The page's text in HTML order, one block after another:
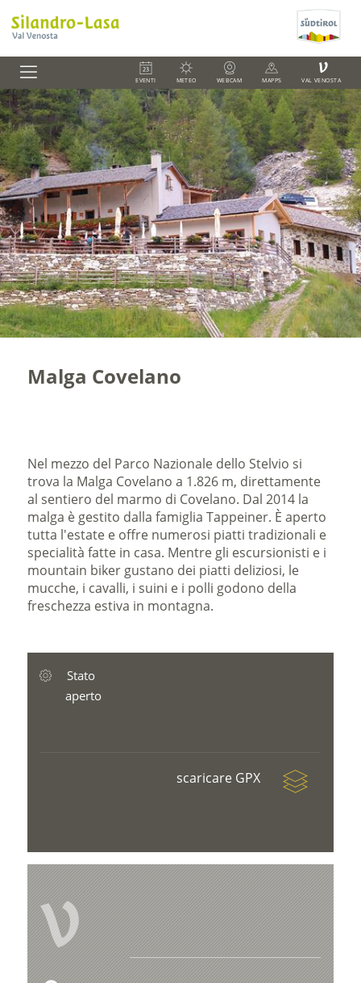
EVENTI METEO WEBCAM MAPPS
V
VAL VENOSTA
Malga Covelano
Nel mezzo del Parco Nazionale dello Stelvio si
trova la Malga Covelano a 1.826 m, direttamente
al sentiero del marmo di Covelano. Dal 2014 la
malga è gestito dalla famiglia Tappeiner. È aperto
tutta l'estate e offre numerosi piatti tradizionali e
specialità fatte in casa. Mentre gli escursionisti e i
mountain biker gustano dei piatti deliziosi, le
mucche, i cavalli, i suini e i polli godono della
freschezza estiva in montagna.
Stato
aperto
scaricare GPX
V